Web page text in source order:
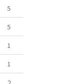
5
5
1
1